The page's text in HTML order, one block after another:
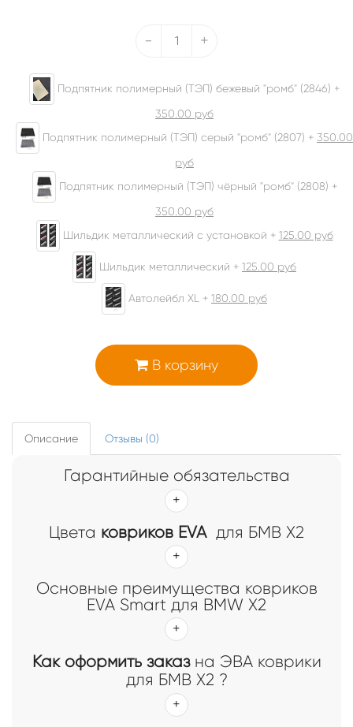
- +
Подпятник полимерный (ТЭП) бежевый "ромб" (2846) +
350.00 руб
Подпятник полимерный (ТЭП) серый "ромб" (2807) + 350.00
руб
Подпятник полимерный (ТЭП) чёрный "ромб" (2808) +
350.00 руб
Шильдик металлический с установкой + 125.00 руб
Шильдик металлический + 125.00 руб
Автолейбл XL + 180.00 руб
В корзину
Описание Отзывы (0)
Гарантийные обязательства
Цвета ковриков EVAдля БМВ Х2
Основные преимущества ковриков
EVA Smart для BMW X2
Как оформить заказна ЭВА коврики
для БМВ Х2 ?